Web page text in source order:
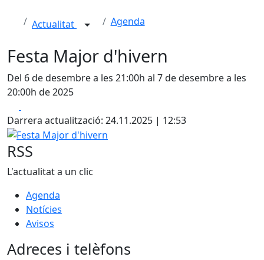
Actualitat Agenda
Festa Major d'hivern
Del 6 de desembre a les 21:00h al 7 de desembre a les
20:00h de 2025
Darrera actualització: 24.11.2025 | 12:53
Festa Major d'hivern
RSS
L'actualitat a un clic
Agenda
Notícies
Avisos
Adreces i telèfons